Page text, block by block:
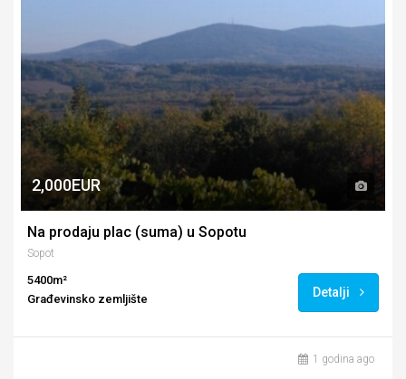
2,000EUR
Na prodaju plac (suma) u Sopotu
Sopot
5400m²
Građevinsko zemljište
Detalji
1 godina ago